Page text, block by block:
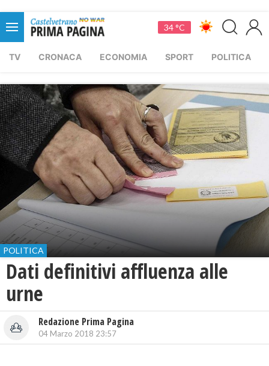
34 °C
TV CRONACA ECONOMIA SPORT POLITICA
POLITICA
Dati definitivi affluenza alle
urne
Redazione Prima Pagina
04 Marzo 2018 23:57